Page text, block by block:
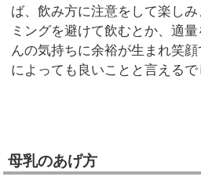
ば、飲み方に注意をして楽し
ミングを避けて飲むとか、適
んの気持ちに余裕が生まれ笑
によっても良いことと言えるで
母乳のあげ方